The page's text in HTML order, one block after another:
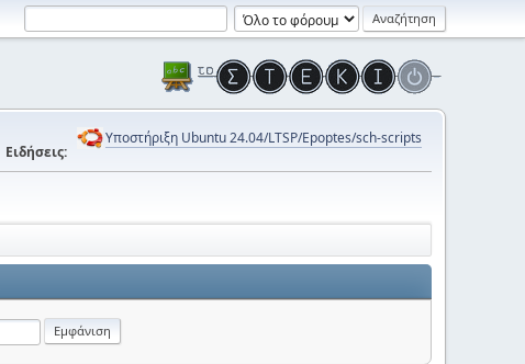
Ειδήσεις:
Υποστήριξη Ubuntu 24.04/LTSP/Epoptes/sch-scripts